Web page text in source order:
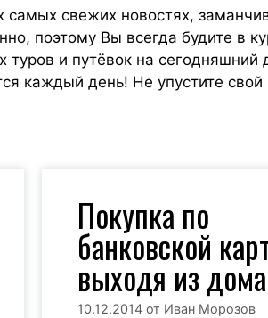
свежих новостях,
поэтому Вы всегда будите в
и путёвок на сегодняшний
каждый день! Не упустите
Покупка по
банковской
выходя из
10.12.2014 от Иван Морозов